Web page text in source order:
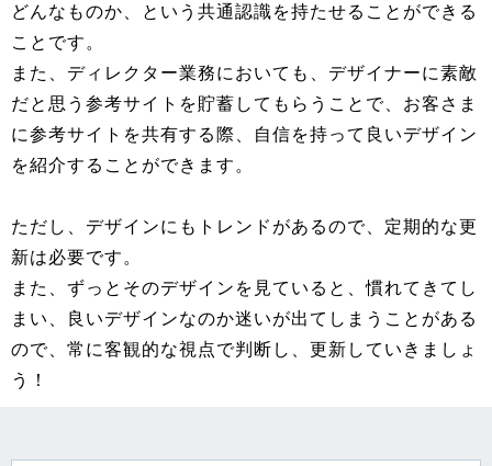
どんなものか、という共通認識を持たせることができる
ことです。
また、ディレクター業務においても、デザイナーに素敵
だと思う参考サイトを貯蓄してもらうことで、お客さま
に参考サイトを共有する際、自信を持って良いデザイン
を紹介することができます。
ただし、デザインにもトレンドがあるので、定期的な更
新は必要です。
また、ずっとそのデザインを見ていると、慣れてきてし
まい、良いデザインなのか迷いが出てしまうことがある
ので、常に客観的な視点で判断し、更新していきましょ
う！